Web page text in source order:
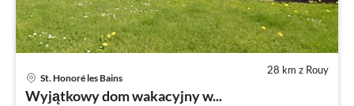
28 km z Rouy
St. Honoré les Bains
Wyjątkowy dom wakacyjny w...